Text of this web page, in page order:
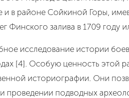
и в районе Сойкиной Горы,
Финского залива в 1709 году
исследование истории
[4]. Особую ценность этой
историографии. Они
проведении подводных